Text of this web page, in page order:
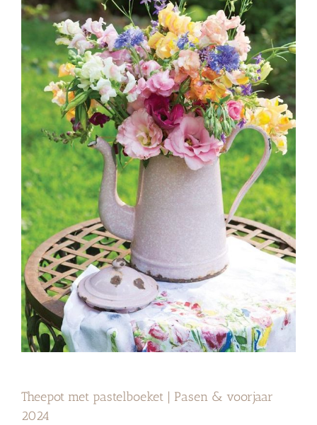
Theepot met pastelboeket | Pasen & voorjaar
2024